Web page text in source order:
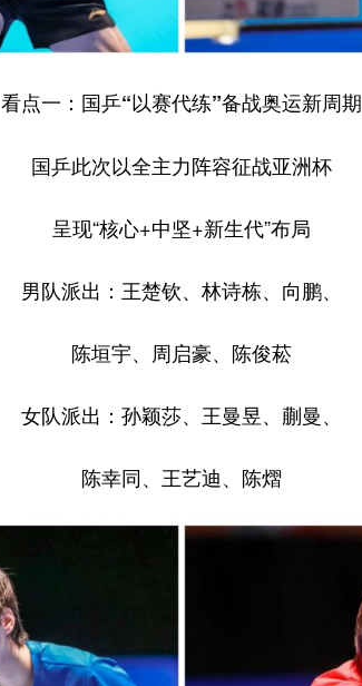
看点一：国乒“以赛代练”备战奥运新周期
国乒此次以全主力阵容征战亚洲杯
呈现“核心+中坚+新生代”布局
男队派出：王楚钦、林诗栋、向鹏、
陈垣宇、周启豪、陈俊菘
女队派出：孙颖莎、王曼昱、蒯曼、
陈幸同、王艺迪、陈熠